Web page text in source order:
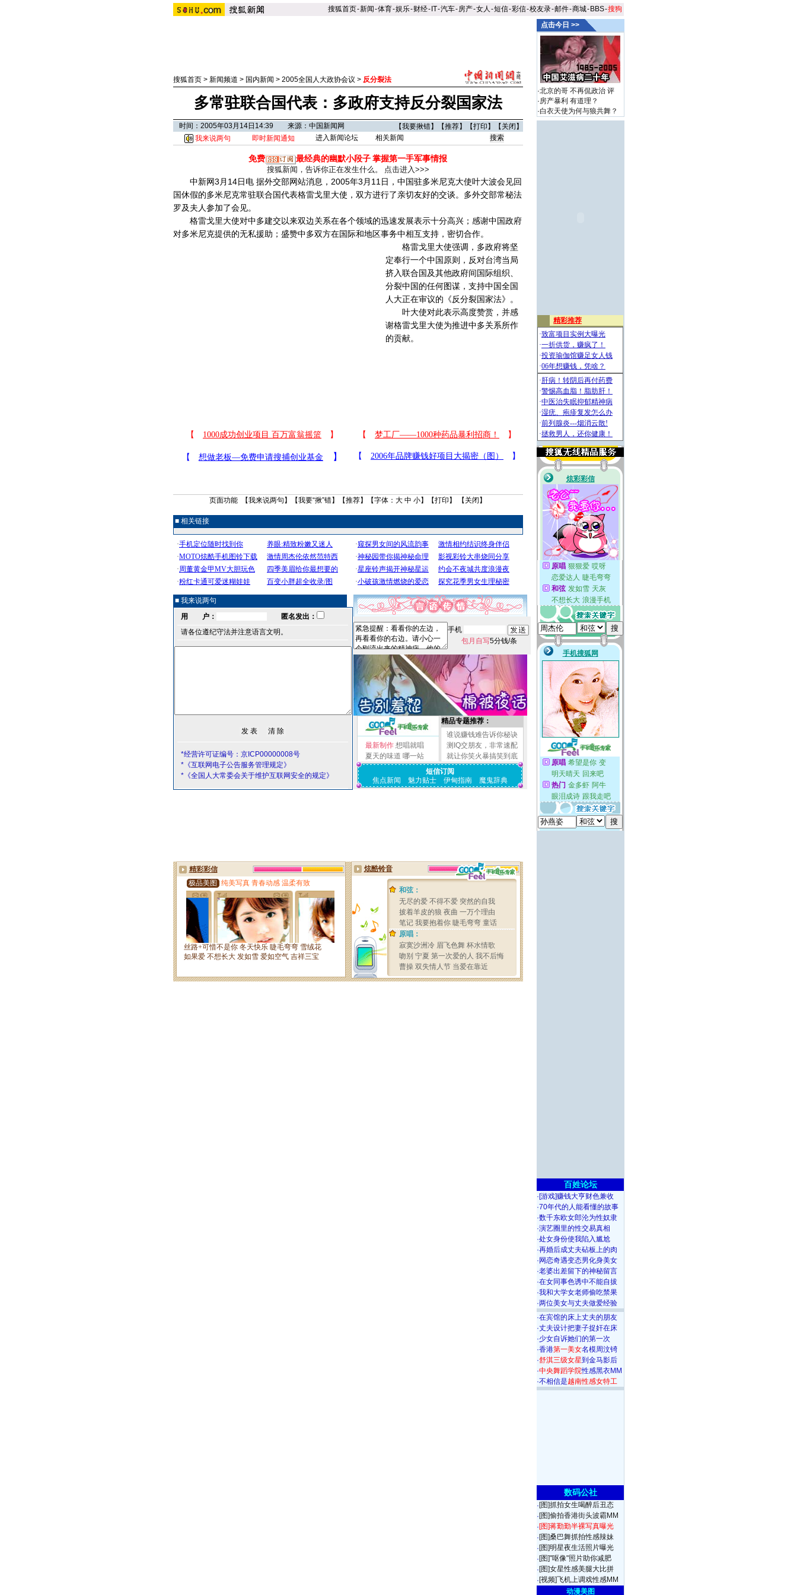
搜狐首页-新闻-体育-娱乐-财经- IT-汽车-房产-女人 -短信-彩信-校友录-邮件-商城- BBS-搜狗
搜狐首页> 新闻频道 > 国内新闻 > 2005全国人大政协会议 > 反分裂法
多常驻联合国代表：多政府支持反分裂国家法
时间：2005年03月14日14:39 来源：中国新闻网 【我要揪错】【推荐】【打印 】【 关闭 】
我来说两句
即时新闻通知 进入新闻论坛 相关新闻
免费 最经典的幽默小段子掌握第一手军事情报
搜狐新闻，告诉你正在发生什么。 点击进入>>>
中新网3月14日电 据外交部网站消息，2005年3月11日，中国驻多米尼克大使叶大波会见回
国休假的多米尼克常驻联合国代表格雷戈里大使，双方进行了亲切友好的交谈。多外交部常秘法
罗及夫人参加了会见。
格雷戈里大使对中多建交以来双边关系在各个领域的迅速发展表示十分高兴；感谢中国政府
对多米尼克提供的无私援助；盛赞中多双方在国际和地区事务中相互支持，密切合作。
格雷戈里大使强调，多政府将坚
定奉行一个中国原则，反对台湾当局
挤入联合国及其他政府间国际组织、
分裂中国的任何图谋，支持中国全国
人大正在审议的《反分裂国家法》。
叶大使对此表示高度赞赏，并感
谢格雷戈里大使为推进中多关系所作
的贡献。
页面功能 【我来说两句 】【我要“揪”错】【推荐】【字体： 大 中 小】【打印 】 【 关闭 】
■ 相关链接
■ 我来说两句
用 户：
匿名发出：
请各位遵纪守法并注意语言文明。
*经营许可证编号：京ICP00000008号
*《互联网电子公告服务管理规定》
*《全国人大常委会关于维护互联网安全的规定》
手机
包月自写5分钱/条
最新制作 想唱就唱
夏天的味道 哪一站
精品专题推荐：
谁说赚钱难告诉你秘诀
测IQ交朋友，非常速配
就让你笑火暴搞笑到底
短信订阅
焦点新闻
魅力贴士 伊甸指南 魔鬼辞典
点击今日 >>
·北京的哥 不再侃政治 评
·房产暴利 有道理？
·白衣天使为何与狼共舞？
百姓论坛
· [游戏]赚钱大亨财色兼收
·70年代的人能看懂的故事
·数千东欧女郎沦为性奴隶
·演艺圈里的性交易真相
·处女身份使我陷入尴尬
·再婚后成丈夫砧板上的肉
· 网恋奇遇变态男化身美女
·老婆出差留下的神秘留言
·在女同事色诱中不能自拔
·我和大学女老师偷吃禁果
·两位美女与丈夫做爱经验
·在宾馆的床上丈夫的朋友
·丈夫设计把妻子捉奸在床
·少女自诉她们的第一次
·香港第一美女名模周汶锜
·舒淇三级女星到金马影后
·中央舞蹈学院性感黑衣MM
·不相信是越南性感女特工
数码公社
· [图]抓拍女生喝醉后丑态
· [图]偷拍香港街头波霸MM
·[图]蒋勤勤半裸写真曝光
· [图]桑巴舞抓拍性感辣妹
· [图]明星夜生活照片曝光
· [图]"呕像"照片助你减肥
· [图]女星性感美腿大比拼
· [视频]飞机上调戏性感MM
动漫美图